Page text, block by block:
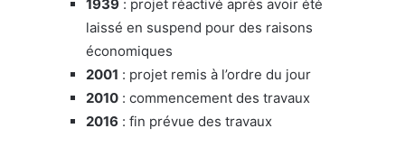
1939 : projet réactivé après avoir été
laissé en suspend pour des raisons
économiques
2001 : projet remis à l’ordre du jour
2010 : commencement des travaux
2016 : fin prévue des travaux